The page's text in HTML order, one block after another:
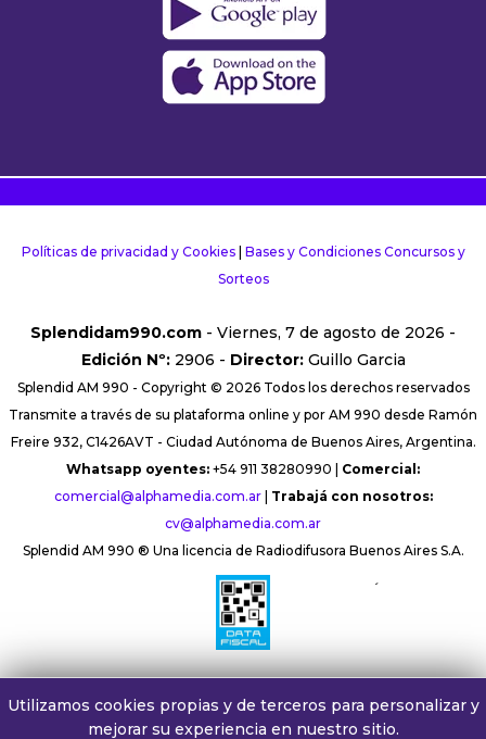
Políticas de privacidad y Cookies| Bases y Condiciones Concursos y
Sorteos
Splendidam990.com - Viernes, 7 de agosto de 2026 -
Edición Nº:2906 - Director:Guillo Garcia
Splendid AM 990 - Copyright © 2026 Todos los derechos reservados
Transmite a través de su plataforma online y por AM 990 desde Ramón
Freire 932, C1426AVT - Ciudad Autónoma de Buenos Aires, Argentina.
Whatsapp oyentes: +54 911 38280990 | Comercial:
comercial@alphamedia.com.ar| Trabajá con nosotros:
cv@alphamedia.com.ar
Splendid AM 990 ® Una licencia de Radiodifusora Buenos Aires S.A.
´
Utilizamos cookies propias y de terceros para personalizar y
mejorar su experiencia en nuestro sitio.